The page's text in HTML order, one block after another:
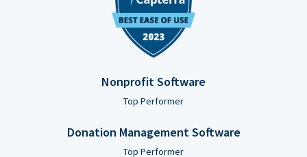
Nonprofit Software
Top Performer
Donation Management Software
Top Performer